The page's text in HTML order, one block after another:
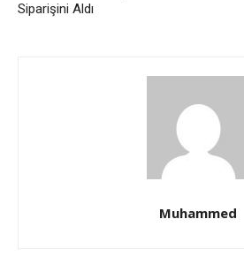
Siparişini Aldı
Muhammed